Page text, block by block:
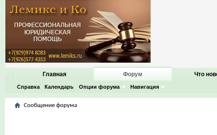
Главная Форум
Справка Календарь Опции форума Навигация
Что
Сообщение форума